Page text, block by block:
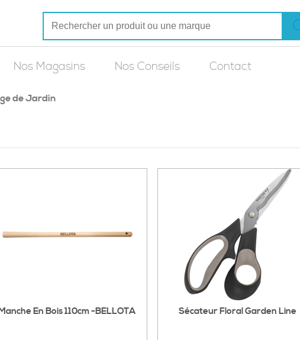
Nos Magasins Nos Conseils Contact
de Jardin
En Bois 110cm -BELLOTA Sécateur Floral Garden Line